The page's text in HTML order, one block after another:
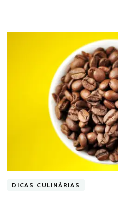
DICAS CULINÁRIAS